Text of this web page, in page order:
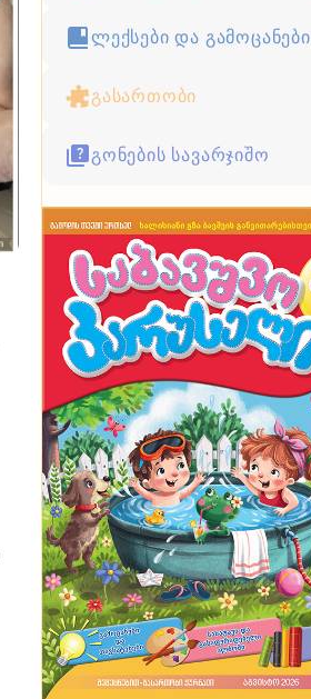
ლექსები და გამოცანები
გასართობი
გონების სავარჯიშო